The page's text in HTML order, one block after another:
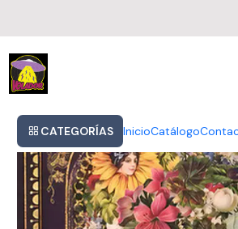
CATEGORÍAS InicioCatálogo